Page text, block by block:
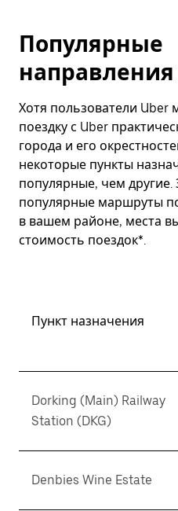
Популярные
направления
Хотя пользователи Uber
поездку с Uber
города и его
некоторые пункты
популярные, чем другие.
популярные маршруты
в вашем районе, места
стоимость поездок*.
Пункт назначения
Dorking (Main) Railway
Station (DKG)
Denbies Wine Estate